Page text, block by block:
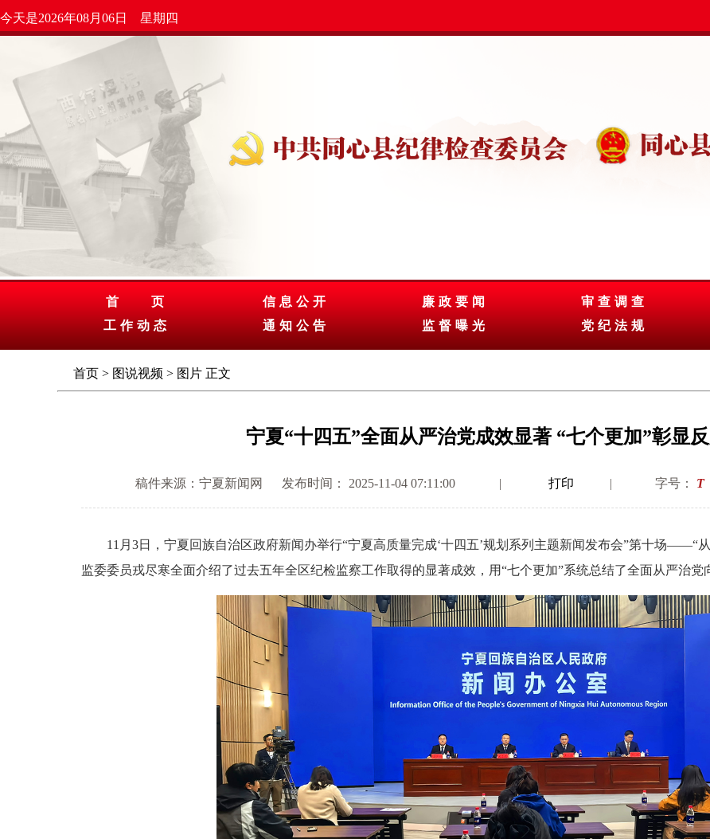
今天是2026年08月06日 星期四
首 页
工作动态
信息公开
通知公告
廉政要闻
监督曝光
审查调查
党纪法规
首页 > 图说视频 > 图片 正文
宁夏“十四五”全面从严治党成效显著 “七个更加”彰显
稿件来源：宁夏新闻网 发布时间： 2025-11-04 07:11:00 | 打印 | 字号： T
11月3日，宁夏回族自治区政府新闻办举行“宁夏高质量完成‘十四五’规划系列主题新闻发布会”第十场——“从
监委委员戎尽寒全面介绍了过去五年全区纪检监察工作取得的显著成效，用“七个更加”系统总结了全面从严治党